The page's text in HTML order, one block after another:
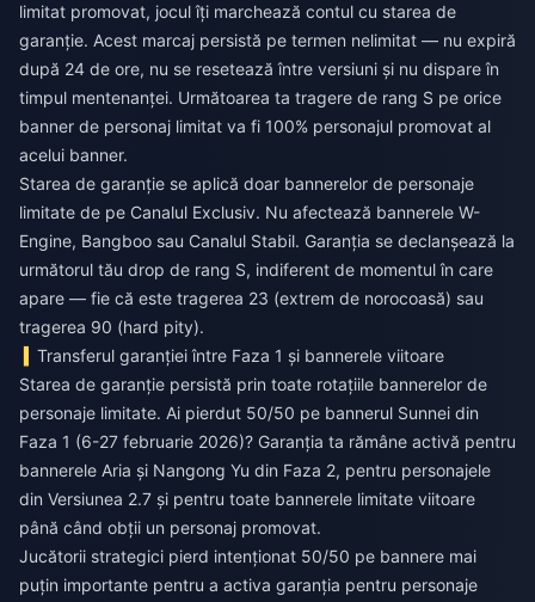
limitat promovat, jocul îți marchează contul cu starea de
garanție. Acest marcaj persistă pe termen nelimitat — nu expiră
după 24 de ore, nu se resetează între versiuni și nu dispare în
timpul mentenanței. Următoarea ta tragere de rang S pe orice
banner de personaj limitat va fi 100% personajul promovat al
acelui banner.
Starea de garanție se aplică doar bannerelor de personaje
limitate de pe Canalul Exclusiv. Nu afectează bannerele W-
Engine, Bangboo sau Canalul Stabil. Garanția se declanșează la
următorul tău drop de rang S, indiferent de momentul în care
apare — fie că este tragerea 23 (extrem de norocoasă) sau
tragerea 90 (hard pity).
Transferul garanției între Faza 1 și bannerele viitoare
Starea de garanție persistă prin toate rotațiile bannerelor de
personaje limitate. Ai pierdut 50/50 pe bannerul Sunnei din
Faza 1 (6-27 februarie 2026)? Garanția ta rămâne activă pentru
bannerele Aria și Nangong Yu din Faza 2, pentru personajele
din Versiunea 2.7 și pentru toate bannerele limitate viitoare
până când obții un personaj promovat.
Jucătorii strategici pierd intenționat 50/50 pe bannere mai
puțin importante pentru a activa garanția pentru personaje